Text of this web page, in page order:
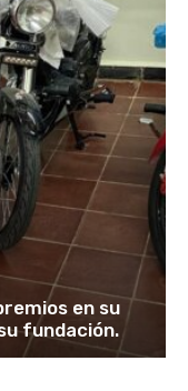
en su
fundación.